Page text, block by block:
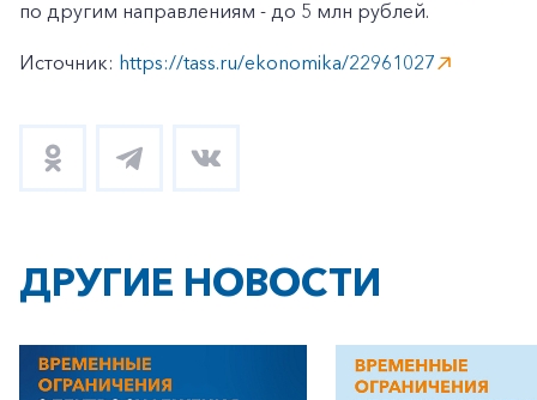
по другим направлениям - до 5 млн рублей.
Источник: https://tass.ru/ekonomika/22961027
ДРУГИЕ НОВОСТИ